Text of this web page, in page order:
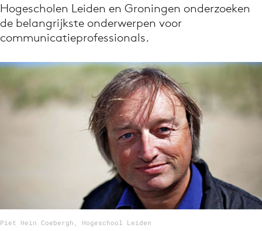
Nieuws app
Menu
Hogescholen Leiden en Groningen onderzoeken
de belangrijkste onderwerpen voor
communicatieprofessionals.
Piet Hein Coebergh, Hogeschool Leiden